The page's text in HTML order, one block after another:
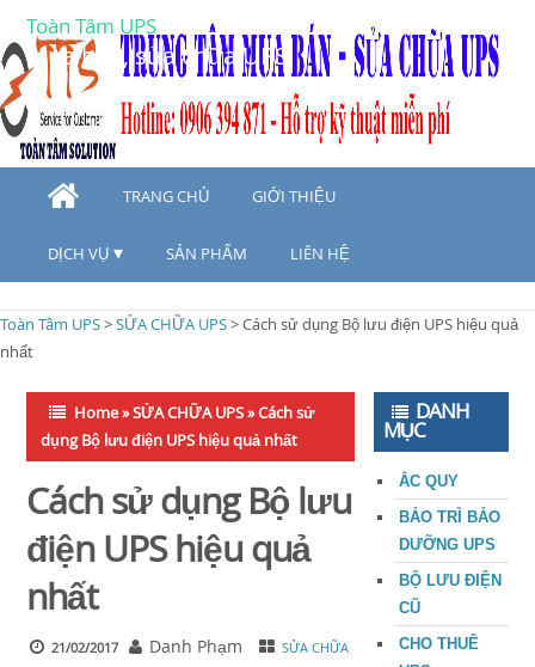
Toàn Tâm UPS
Mua bán, sửa chữa UPS
TRANG CHỦ GIỚI THIỆU
DỊCH VỤ SẢN PHẨM LIÊN HỆ
Toàn Tâm UPS>SỬA CHỮA UPS>Cách sử dụng Bộ lưu điện UPS hiệu quả
nhất
Home»SỬA CHỮA UPS»Cách sử
dụng Bộ lưu điện UPS hiệu quả nhất
Cách sử dụng Bộ lưu
điện UPS hiệu quả
nhất
21/02/2017 Danh Phạm
SỬA CHỮA
DANH
MỤC
ẮC QUY
BẢO TRÌ BẢO
DƯỠNG UPS
BỘ LƯU ĐIỆN
CŨ
CHO THUÊ